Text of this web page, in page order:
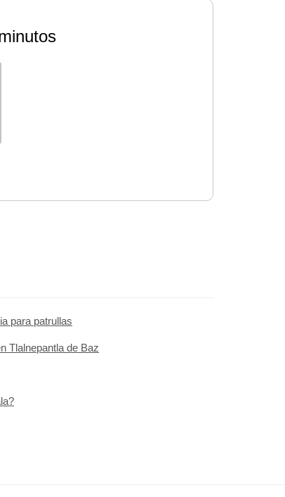
para patrullas
Tlalnepantla de Baz